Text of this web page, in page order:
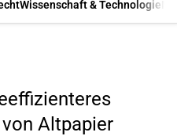
Wissenschaft & Technologie
Altpapier